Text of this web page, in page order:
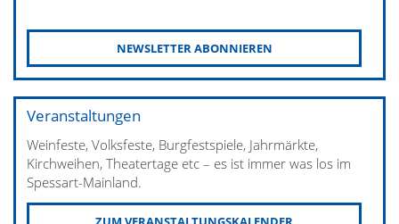
NEWSLETTER ABONNIEREN
Veranstaltungen
Weinfeste, Volksfeste, Burgfestspiele, Jahrmärkte,
Kirchweihen, Theatertage etc – es ist immer was los im
Spessart-Mainland.